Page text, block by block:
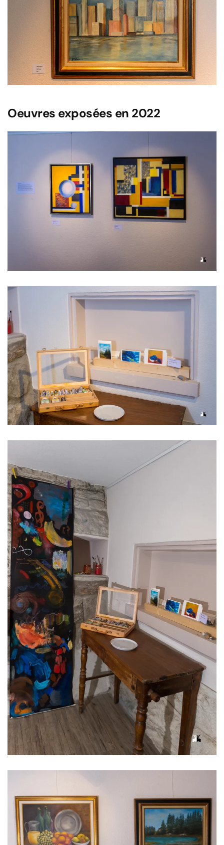
Voir l'image
Oeuvres exposées en 2022
Voir l'image
Voir l'image
Voir l'image
Voir l'image